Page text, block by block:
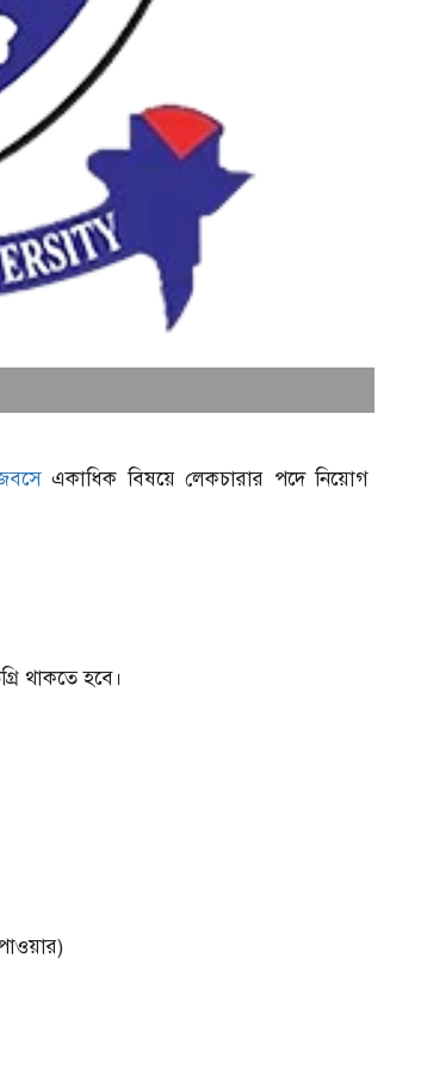
একাধিক বিষয়ে লেকচারার পদে নিয়োগ
থাকতে হবে।